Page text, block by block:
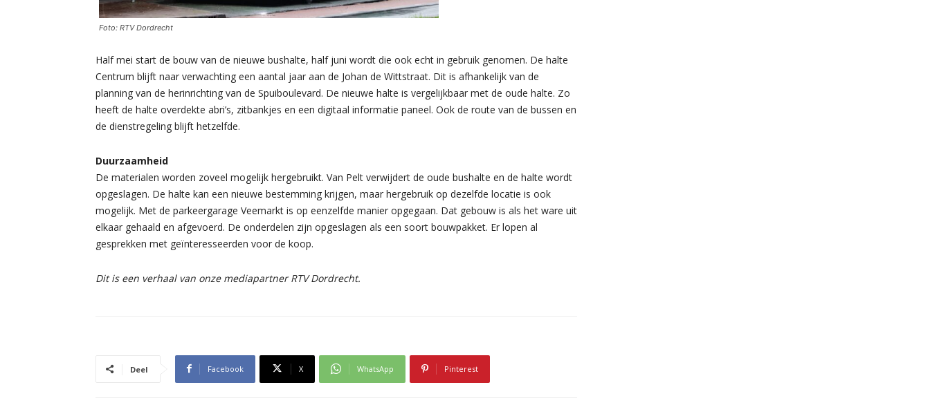
Foto: RTV Dordrecht
Half mei start de bouw van de nieuwe bushalte, half juni wordt die ook echt in gebruik genomen. De halte
Centrum blijft naar verwachting een aantal jaar aan de Johan de Wittstraat. Dit is afhankelijk van de
planning van de herinrichting van de Spuiboulevard. De nieuwe halte is vergelijkbaar met de oude halte. Zo
heeft de halte overdekte abri’s, zitbankjes en een digitaal informatie paneel. Ook de route van de bussen en
de dienstregeling blijft hetzelfde.
Duurzaamheid
De materialen worden zoveel mogelijk hergebruikt. Van Pelt verwijdert de oude bushalte en de halte wordt
opgeslagen. De halte kan een nieuwe bestemming krijgen, maar hergebruik op dezelfde locatie is ook
mogelijk. Met de parkeergarage Veemarkt is op eenzelfde manier opgegaan. Dat gebouw is als het ware uit
elkaar gehaald en afgevoerd. De onderdelen zijn opgeslagen als een soort bouwpakket. Er lopen al
gesprekken met geïnteresseerden voor de koop.
Dit is een verhaal van onze mediapartner RTV Dordrecht.
Deel Facebook X WhatsApp Pinterest